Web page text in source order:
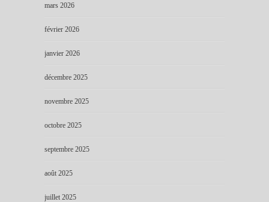
mars 2026
février 2026
janvier 2026
décembre 2025
novembre 2025
octobre 2025
septembre 2025
août 2025
juillet 2025